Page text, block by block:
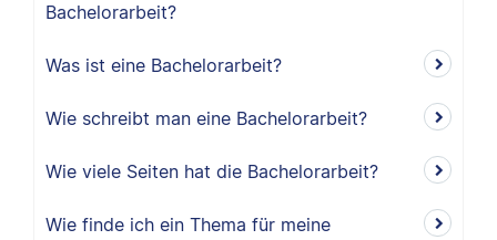
Bachelorarbeit?
Was ist eine Bachelorarbeit?
Wie schreibt man eine Bachelorarbeit?
Wie viele Seiten hat die Bachelorarbeit?
Wie finde ich ein Thema für meine